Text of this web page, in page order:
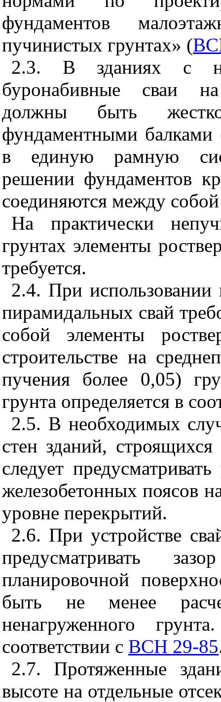
фундаментов
пучинистых грунтах» (
2.3. В зданиях с
буронабивные сваи
должны быть
фундаментными балками
в единую рамную
решении фундаментов
соединяются между
На практически
грунтах элементы
требуется.
2.4. При
пирамидальных свай
собой элементы
строительстве на
пучения более 0,05)
грунта определяется в
2.5. В необходимых
стен зданий,
следует
железобетонных поясов
уровне перекрытий.
2.6. При устройстве
предусматривать
планировочной
быть не менее
ненагруженного
соответствии с ВСН 29-85
2.7. Протяженные
высоте на отдельные